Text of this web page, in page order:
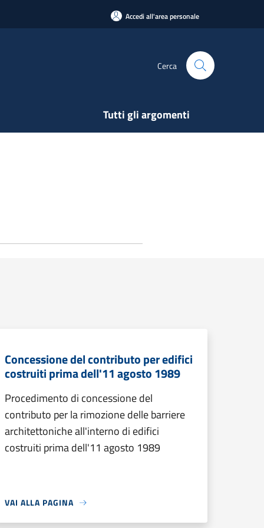
Accedi all'area personale
Cerca
Tutti gli argomenti
Concessione del contributo per edifici
costruiti prima dell'11 agosto 1989
Procedimento di concessione del
contributo per la rimozione delle barriere
architettoniche all'interno di edifici
costruiti prima dell'11 agosto 1989
VAI ALLA PAGINA